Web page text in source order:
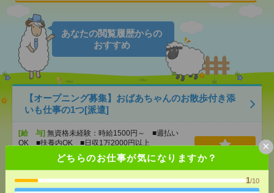
どちらのお仕事が気になりますか？
1/10
×
あなたの閲覧履歴からの
おすすめ
【オープニング募集】おばあちゃんのお散歩付き添
いも仕事の1つ[派遣]
[給 与] 無資格未経験：時給1500円～ ■週払い
OK ■扶養内OK ■日収1万2000円以上
交通費全額支給
[勤務地]巣鴨駅/目白駅/北池袋駅/…
気になる！